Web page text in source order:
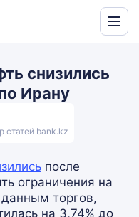
Translate
снизились
Ирану
статей bank.kz
после
ограничения на
торгов,
на 3,74% до